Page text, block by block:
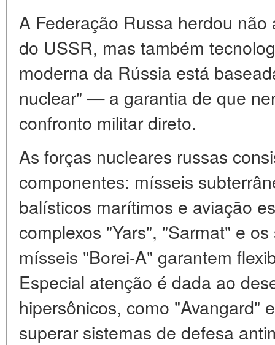
A Federação Russa herdou
do USSR, mas também
moderna da Rússia está
nuclear" — a garantia de que
confronto militar direto.
As forças nucleares russas
componentes: mísseis
balísticos marítimos e aviação
complexos "Yars", "Sarmat" e
mísseis "Borei-A" garantem
Especial atenção é dada ao
hipersônicos, como "Avangard"
superar sistemas de defesa